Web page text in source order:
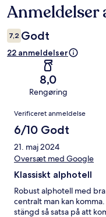
Anmeldelser
7,2 Godt
22 anmeldelser
8,0
Rengøring
Anmeldelser
Verificeret anmeldelse
6/10 Godt
21. maj 2024
Oversæt med Google
Klassiskt alphotell
Robust alphotell med
centralt man kan
stängd så satsa på att